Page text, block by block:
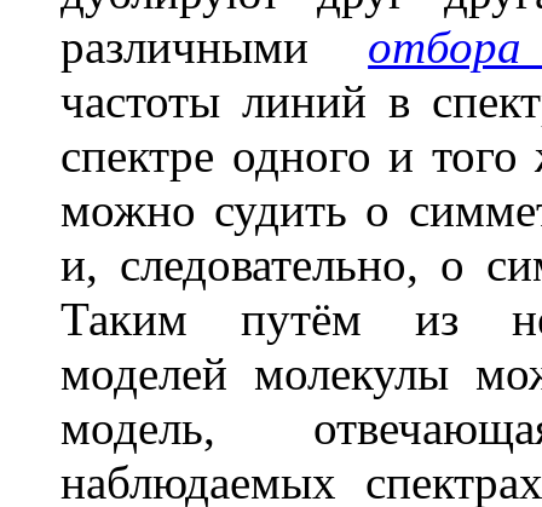
различными
частоты линий в
спектре одного и
можно судить о
и, следовательно, о
Таким путём из
моделей молекулы
модель,
наблюдаемых